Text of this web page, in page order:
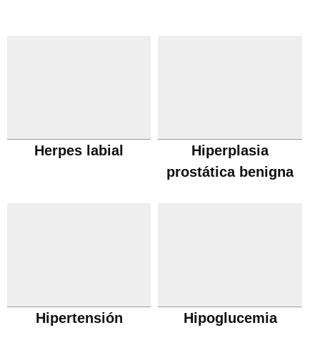
Herpes labial
Hiperplasia
prostática benigna
Hipertensión Hipoglucemia